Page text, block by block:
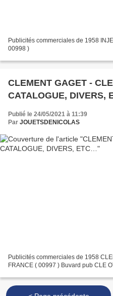
Publicités commerciales de 1958
00998 )
CLEMENT GAGET -
CATALOGUE, DIVERS,
Publié le 24/05/2021 à 11:39
Par JOUETSDENICOLAS
Publicités commerciales de 1958
FRANCE ( 00997 ) Buvard pub CLE